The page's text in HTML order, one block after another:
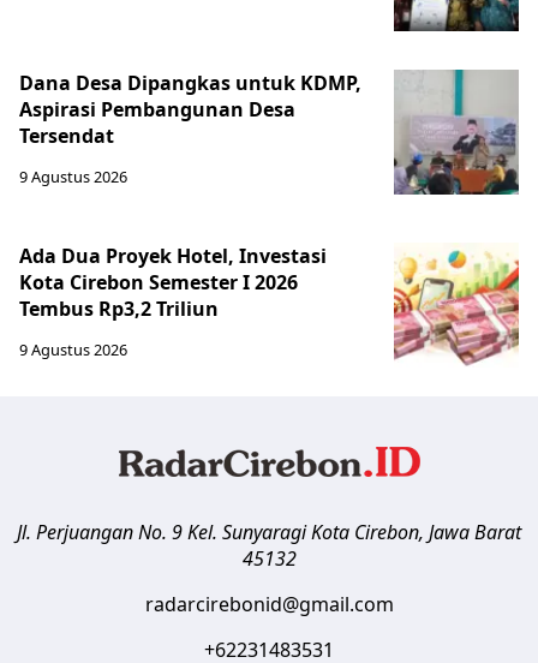
Dana Desa Dipangkas untuk KDMP,
Aspirasi Pembangunan Desa
Tersendat
9 Agustus 2026
Ada Dua Proyek Hotel, Investasi
Kota Cirebon Semester I 2026
Tembus Rp3,2 Triliun
9 Agustus 2026
Jl. Perjuangan No. 9 Kel. SunyaragiKota Cirebon, Jawa Barat
45132
radarcirebonid@gmail.com
+62231483531